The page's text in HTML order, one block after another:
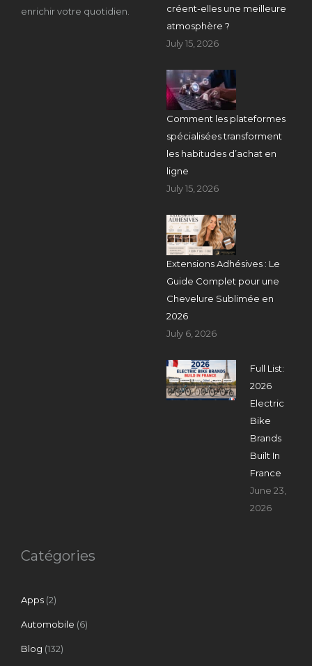
enrichir votre quotidien.
créent-elles une meilleure
atmosphère ?
July 15, 2026
Comment les plateformes
spécialisées transforment
les habitudes d’achat en
ligne
July 15, 2026
Extensions Adhésives : Le
Guide Complet pour une
Chevelure Sublimée en
2026
July 6, 2026
Full List:
2026
Electric
Bike
Brands
Built In
France
June 23,
2026
Catégories
Apps (2)
Automobile (6)
Blog (132)